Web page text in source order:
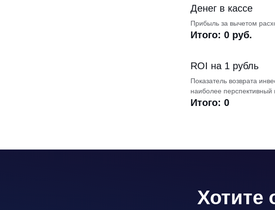
Денег в кассе
Прибыль за вычетом
Итого: 0 руб.
ROI на 1 рубль
Показатель возврата
наиболее
Итого: 0
Хотите